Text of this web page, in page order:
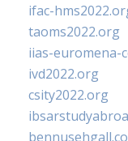
ifac-
taoms2022.org
iias-euromena-
ivd2022.org
csity2022.org